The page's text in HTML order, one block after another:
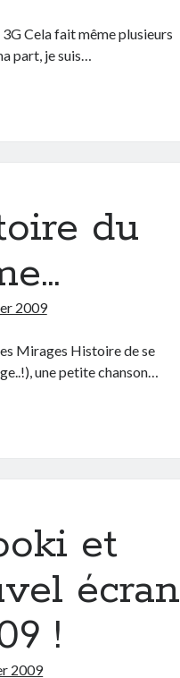
Cela fait même plusieurs
part, je suis…
du
2009
Mirages Histoire de se
une petite chanson…
et
écran
!
2009